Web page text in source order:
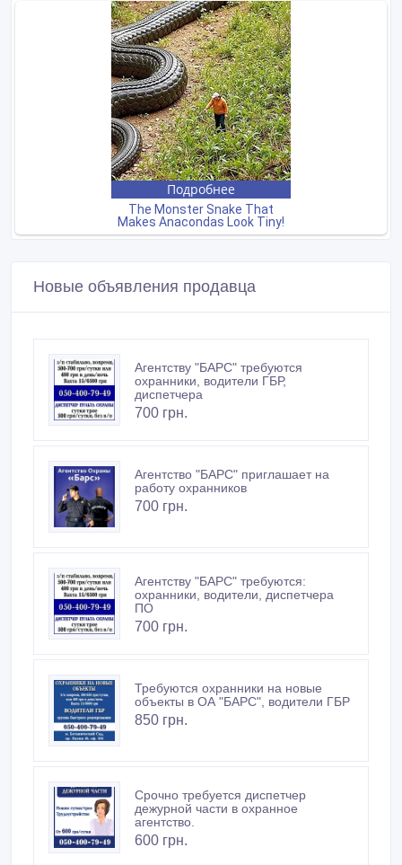
Новые объявления продавца
Агентству "БАРС" требуются
охранники, водители ГБР,
диспетчера
700 грн.
Агентство "БАРС" приглашает на
работу охранников
700 грн.
Агентству "БАРС" требуются:
охранники, водители, диспетчера
ПО
700 грн.
Требуются охранники на новые
объекты в ОА "БАРС", водители ГБР
850 грн.
Срочно требуется диспетчер
дежурной части в охранное
агентство.
600 грн.